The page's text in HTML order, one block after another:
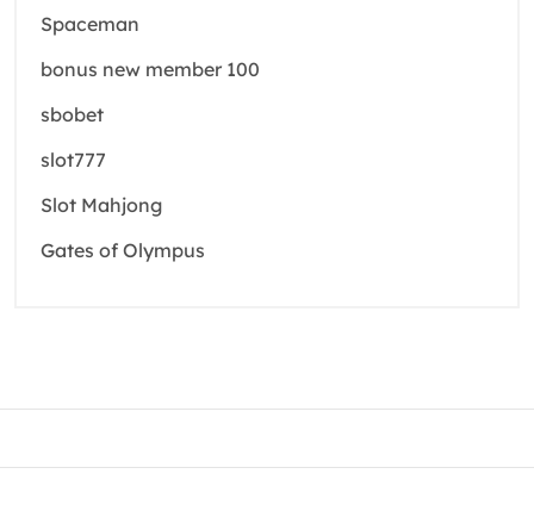
Spaceman
bonus new member 100
sbobet
slot777
Slot Mahjong
Gates of Olympus